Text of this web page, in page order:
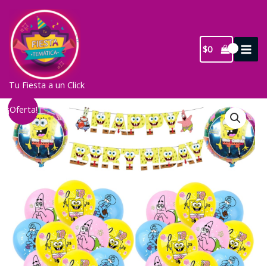
contenido
Tu Fiesta a un Click
$0
¡Oferta!